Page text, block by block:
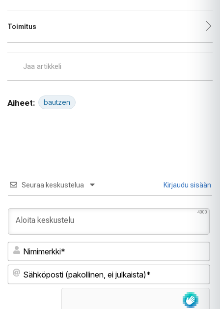
Toimitus
Jaa artikkeli
Aiheet: bautzen
Seuraa keskustelua Kirjaudu sisään
4000
ei